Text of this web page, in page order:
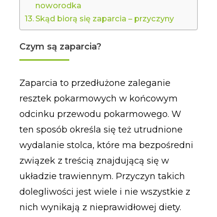
noworodka
Skąd biorą się zaparcia – przyczyny
Czym są zaparcia?
Zaparcia to przedłużone zaleganie
resztek pokarmowych w końcowym
odcinku przewodu pokarmowego. W
ten sposób określa się też utrudnione
wydalanie stolca, które ma bezpośredni
związek z treścią znajdującą się w
układzie trawiennym. Przyczyn takich
dolegliwości jest wiele i nie wszystkie z
nich wynikają z nieprawidłowej diety.